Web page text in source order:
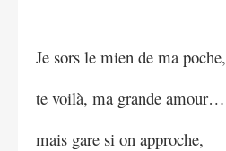
Je sors le mien de ma poche,
te voilà, ma grande amour…
mais gare si on approche,